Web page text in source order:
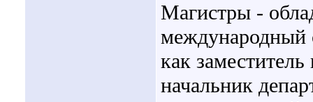
Магистры -
международный
как
начальник